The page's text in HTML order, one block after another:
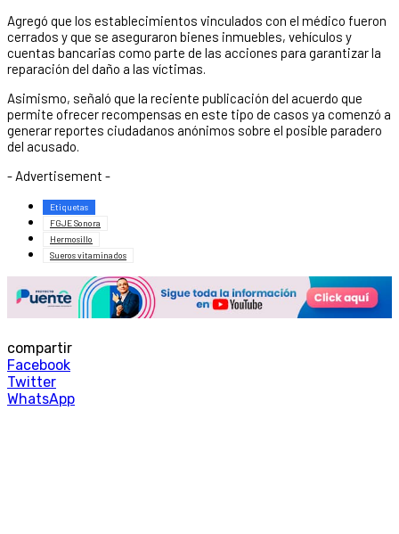
Agregó que los establecimientos vinculados con el médico fueron
cerrados y que se aseguraron bienes inmuebles, vehículos y
cuentas bancarias como parte de las acciones para garantizar la
reparación del daño a las víctimas.
Asimismo, señaló que la reciente publicación del acuerdo que
permite ofrecer recompensas en este tipo de casos ya comenzó a
generar reportes ciudadanos anónimos sobre el posible paradero
del acusado.
- Advertisement -
Etiquetas
FGJE Sonora
Hermosillo
Sueros vitaminados
compartir
Facebook
Twitter
WhatsApp